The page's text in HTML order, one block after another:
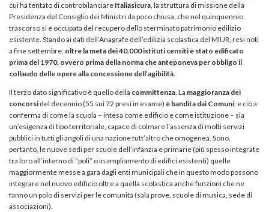
cui ha tentato di controbilanciare Italiasicura, la struttura di missione della
Presidenza del Consiglio dei Ministri da poco chiusa, che nel quinquennio
trascorso si è occupata del recupero dello sterminato patrimonio edilizio
esistente. Stando ai dati dell’Anagrafe dell’edilizia scolastica del MIUR, resi noti
a fine settembre, oltre la metà dei 40.000 istituti censiti è stato edificato
prima del 1970, ovvero prima della norma che anteponeva per obbligo il
collaudo delle opere alla concessione dell’agibilità.
Il terzo dato significativo è quello della committenza. La maggioranza dei
concorsi del decennio (55 sui 72 presi in esame) è bandita dai Comuni; e ciò a
conferma di come la scuola – intesa come edificio e come istituzione – sia
un’esigenza di tipo territoriale, capace di colmare l’assenza di molti servizi
pubblici in tutti gli angoli di una nazione tutt’altro che omogenea. Sono,
pertanto, le nuove sedi per scuole dell’infanzia e primarie (più spesso integrate
tra loro all’interno di “poli” o in ampliamento di edifici esistenti) quelle
maggiormente messe a gara dagli enti municipali che in questo modo possono
integrare nel nuovo edificio oltre a quella scolastica anche funzioni che ne
fanno un polo di servizi per le comunità (sala prove, scuole di musica, sede di
associazioni).